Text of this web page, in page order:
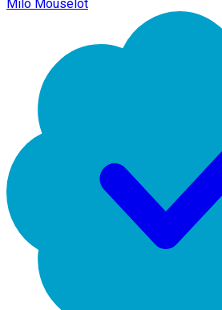
Milo Mouselot